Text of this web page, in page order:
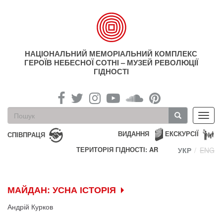
НАЦІОНАЛЬНИЙ МЕМОРІАЛЬНИЙ КОМПЛЕКС
ГЕРОЇВ НЕБЕСНОЇ СОТНІ – МУЗЕЙ РЕВОЛЮЦІЇ
ГІДНОСТІ
Пошукова
форма
Пошук
СПІВПРАЦЯ ЕКСКУРСІЇ
ВИДАННЯ
ТЕРИТОРІЯ ГІДНОСТІ: AR
УКР ENG
МАЙДАН: УСНА ІСТОРІЯ
Андрій Курков